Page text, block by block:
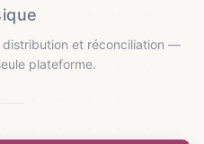
et réconciliation —
plateforme.